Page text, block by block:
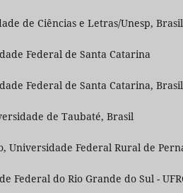
de Ciências e Letras/Unesp, Brasil
Federal de Santa Catarina
Federal de Santa Catarina, Brasil
de Taubaté, Brasil
Universidade Federal Rural de
Federal do Rio Grande do Sul -